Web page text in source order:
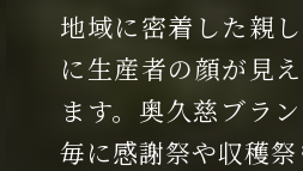
地域に密着した親
に生産者の顔が見
ます。奥久慈ブラ
毎に感謝祭や収穫祭